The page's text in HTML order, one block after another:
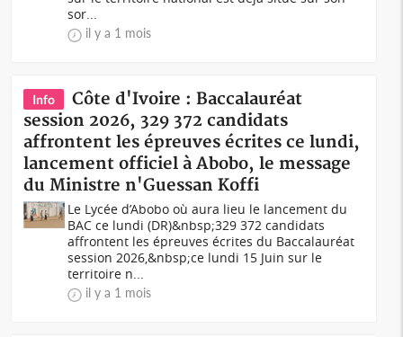
sor...
il y a 1 mois
Info
Côte d'Ivoire : Baccalauréat
session 2026, 329 372 candidats
affrontent les épreuves écrites ce lundi,
lancement officiel à Abobo, le message
du Ministre n'Guessan Koffi
Le Lycée d’Abobo où aura lieu le lancement du
BAC ce lundi (DR)&nbsp;329 372 candidats
affrontent les épreuves écrites du Baccalauréat
session 2026,&nbsp;ce lundi 15 Juin sur le
territoire n...
il y a 1 mois